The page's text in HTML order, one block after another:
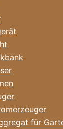
für